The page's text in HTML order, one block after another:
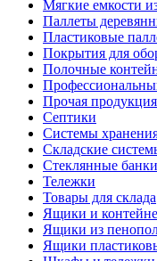
Мягкие емкости
Паллеты
Пластиковые
Покрытия для
Полочные
Прочая продукция
Септики
Системы
Складские
Стеклянные банки
Тележки
Товары для склада
Ящики и
Ящики из
Ящики